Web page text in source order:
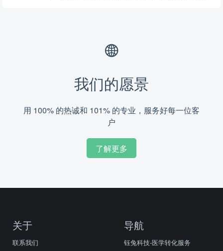
我们的愿景
用 100% 的热诚和 101% 的专业，服务好每一位客
户
了解更多
关于
联系我们
导航
钰兔科技-医学转化服务